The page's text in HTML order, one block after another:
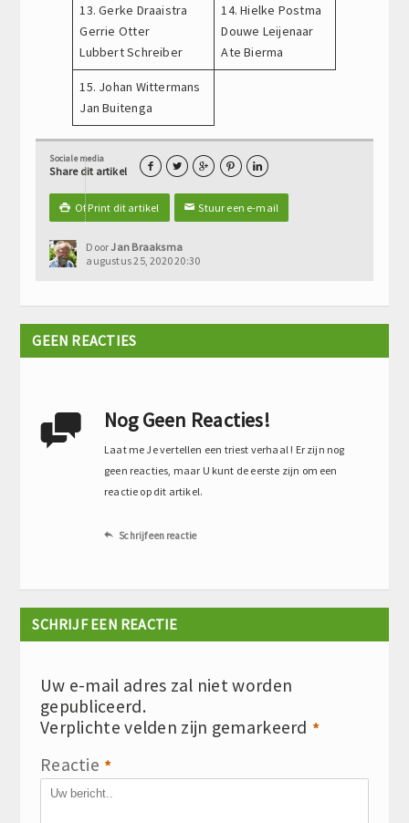
13. Gerke Draaistra
Gerrie Otter
Lubbert Schreiber
14. Hielke Postma
Douwe Leijenaar
Ate Bierma
15. Johan Wittermans
Jan Buitenga
Sociale media
Share dit artikel     
 Of Print dit artikel ✉Stuur een e-mail
DoorJan Braaksma
augustus 25, 2020 20:30
GEEN REACTIES
 Nog Geen Reacties!
Laat me Je vertellen een triest verhaal ! Er zijn nog
geen reacties, maar U kunt de eerste zijn om een
reactie op dit artikel.
 Schrijf een reactie
SCHRIJF EEN REACTIE
Uw e-mail adres zal niet worden
gepubliceerd.
Verplichte velden zijn gemarkeerd *
Reactie *